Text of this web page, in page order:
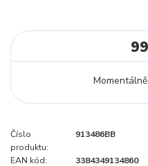
Číslo
produktu:
913486BB
EAN kód:
3384349134860